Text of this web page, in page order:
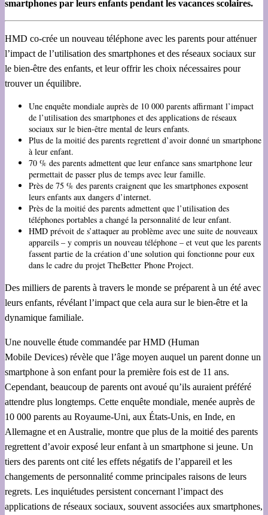
smartphones par leurs enfants pendant les vacances scolaires.
HMD co-crée un nouveau téléphone avec les parents pour atténuer
l’impact de l’utilisation des smartphones et des réseaux sociaux sur
le bien-être des enfants, et leur offrir les choix nécessaires pour
trouver un équilibre.
Une enquête mondiale auprès de 10 000 parents affirmant l’impact
de l’utilisation des smartphones et des applications de réseaux
sociaux sur le bien-être mental de leurs enfants.
Plus de la moitié des parents regrettent d’avoir donné un smartphone
à leur enfant.
70 % des parents admettent que leur enfance sans smartphone leur
permettait de passer plus de temps avec leur famille.
Près de 75 % des parents craignent que les smartphones exposent
leurs enfants aux dangers d’internet.
Près de la moitié des parents admettent que l’utilisation des
téléphones portables a changé la personnalité de leur enfant.
HMD prévoit de s’attaquer au problème avec une suite de nouveaux
appareils – y compris un nouveau téléphone – et veut que les parents
fassent partie de la création d’une solution qui fonctionne pour eux
dans le cadre du projet TheBetter Phone Project.
Des milliers de parents à travers le monde se préparent à un été avec
leurs enfants, révélant l’impact que cela aura sur le bien-être et la
dynamique familiale.
Une nouvelle étude commandée par HMD (Human
Mobile Devices) révèle que l’âge moyen auquel un parent donne un
smartphone à son enfant pour la première fois est de 11 ans.
Cependant, beaucoup de parents ont avoué qu’ils auraient préféré
attendre plus longtemps. Cette enquête mondiale, menée auprès de
10 000 parents au Royaume-Uni, aux États-Unis, en Inde, en
Allemagne et en Australie, montre que plus de la moitié des parents
regrettent d’avoir exposé leur enfant à un smartphone si jeune. Un
tiers des parents ont cité les effets négatifs de l’appareil et les
changements de personnalité comme principales raisons de leurs
regrets. Les inquiétudes persistent concernant l’impact des
applications de réseaux sociaux, souvent associées aux smartphones,